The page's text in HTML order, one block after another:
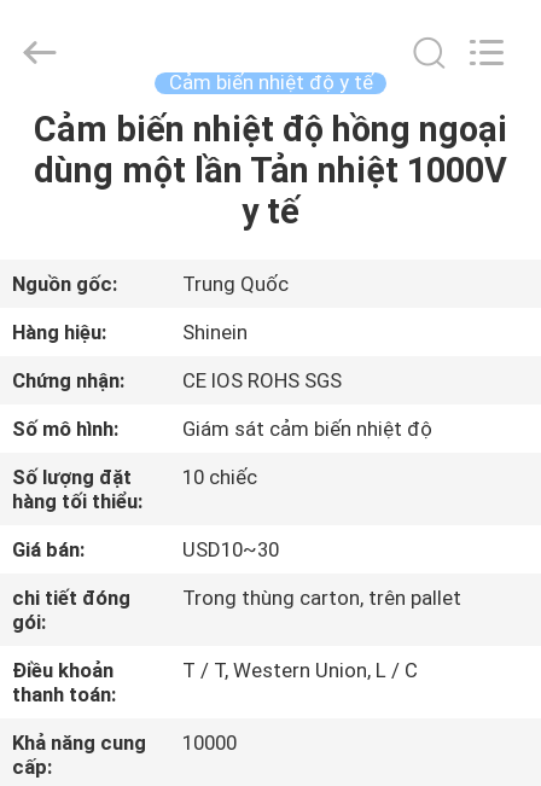
TRANG
CHỦ
SẢN
PHẨM
CHÚNG
TÔI
THAM
QUAN
MÁY
KIỂM
Shinein
Electornics
Rights
Reserved.
Cảm biến nhiệt độ y tế
Cảm biến nhiệt độ hồng ngoại
dùng một lần Tản nhiệt 1000V
y tế
Nguồn gốc:
Trung Quốc
Hàng hiệu:
Shinein
Chứng nhận:
CE IOS ROHS SGS
Số mô hình:
Giám sát cảm biến nhiệt độ
Số lượng đặt
hàng tối thiểu:
10 chiếc
Giá bán:
USD10~30
chi tiết đóng
gói:
Trong thùng carton, trên pallet
Điều khoản
thanh toán:
T / T, Western Union, L / C
Khả năng cung
cấp:
10000